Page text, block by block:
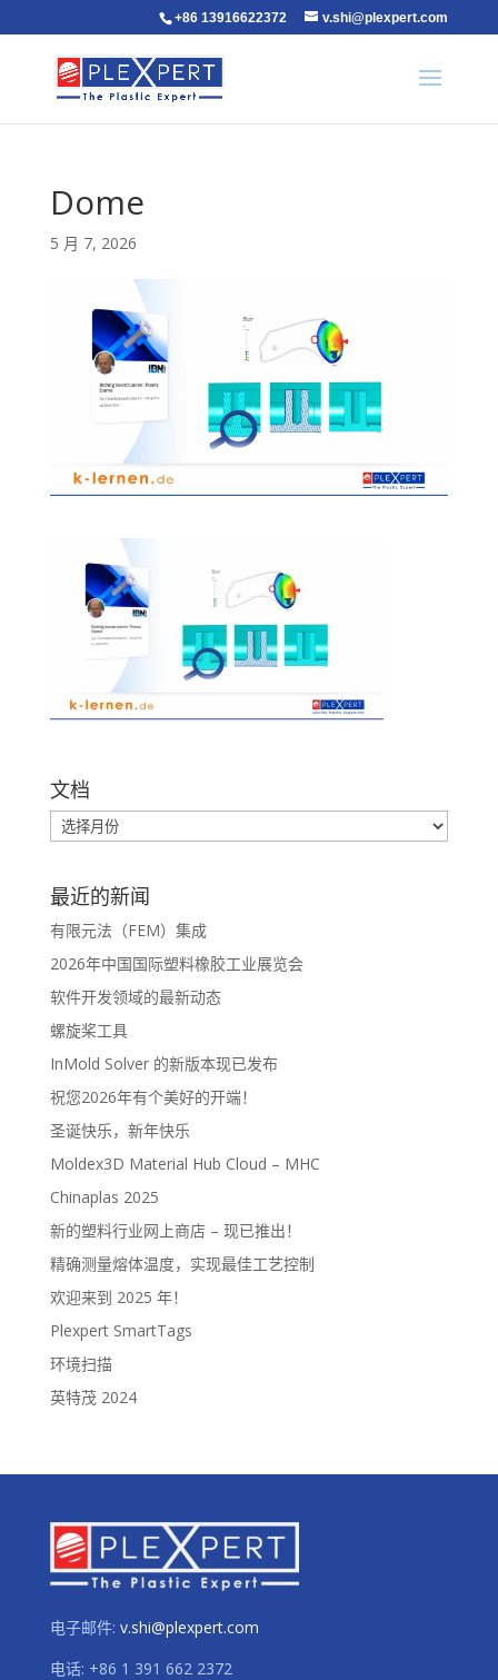
+86 13916622372 v.shi@plexpert.com
Dome
5 月 7, 2026
文档
最近的新闻
有限元法（FEM）集成
2026年中国国际塑料橡胶工业展览会
软件开发领域的最新动态
螺旋桨工具
InMold Solver 的新版本现已发布
祝您2026年有个美好的开端！
圣诞快乐，新年快乐
Moldex3D Material Hub Cloud – MHC
Chinaplas 2025
新的塑料行业网上商店 – 现已推出！
精确测量熔体温度，实现最佳工艺控制
欢迎来到 2025 年！
Plexpert SmartTags
环境扫描
英特茂 2024
电子邮件: v.shi@plexpert.com
电话: +86 1 391 662 2372